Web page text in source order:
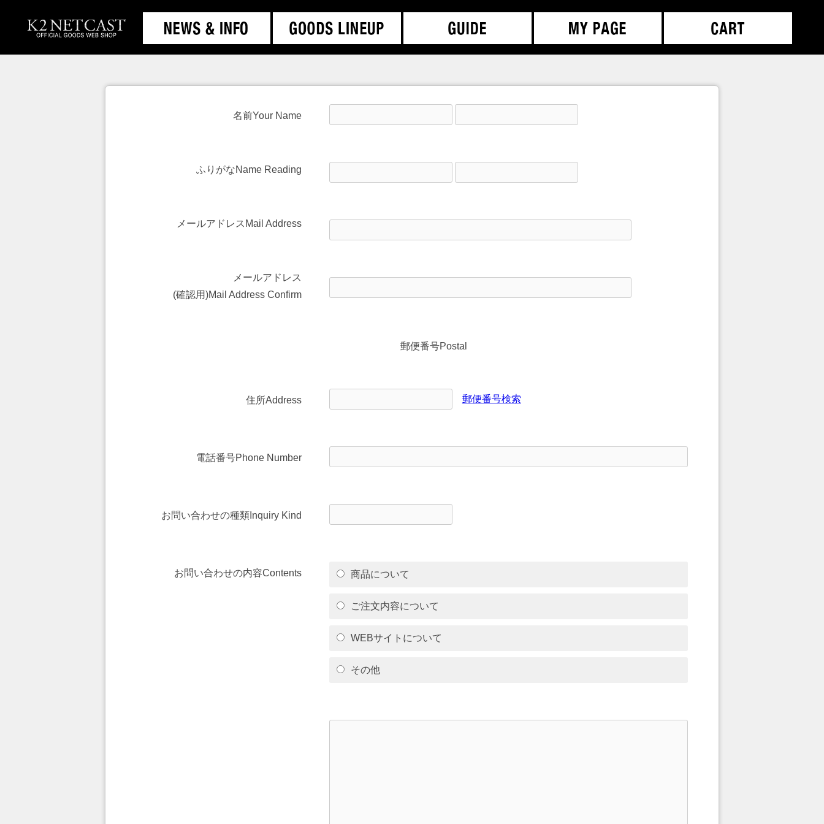
名前Your Name
ふりがなName Reading
メールアドレス Mail Address
メールアドレス
(確認用)Mail Address Confirm
郵便番号Postal
郵便番号検索
住所Address
電話番号Phone Number
お問い合わせの種類 Inquiry Kind
商品について
ご注文内容について
WEBサイトについて
その他
お問い合わせの内容Contents